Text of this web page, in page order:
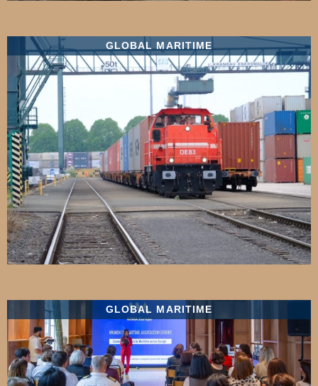
GLOBAL MARITIME
GLOBAL MARITIME